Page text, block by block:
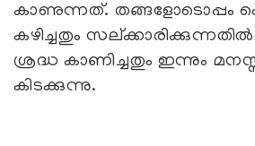
കാണുന്നത്. തങ്ങളോടൊപ്പം
കഴിച്ചതും
ശ്രദ്ധ കാണിച്ചതും ഇന്നും
കിടക്കുന്നു.